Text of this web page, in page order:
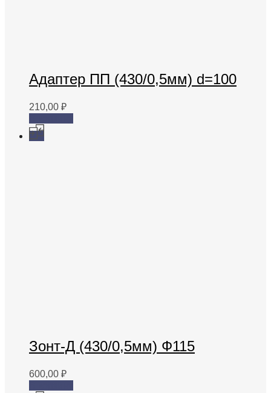
Адаптер ПП (430/0,5мм) d=100
210,00 ₽
Зонт-Д (430/0,5мм) Ф115
600,00 ₽